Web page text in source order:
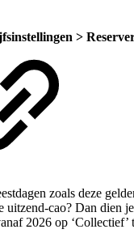
>
zoals deze
uitzend-cao? Dan dien
2026 op ‘Collectief’